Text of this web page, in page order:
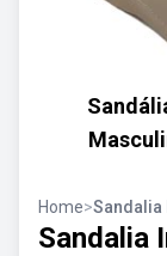
Home>Sandalia
Sandalia